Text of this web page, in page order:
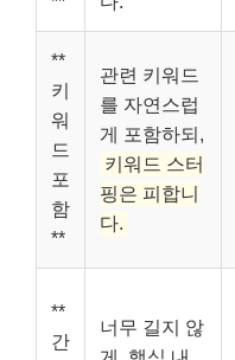
**
키
워
드
포
함
**
관련 키워드
를 자연스럽
게 포함하되,
키워드 스터
핑은 피합니
다.
**
간
너무 길지 않